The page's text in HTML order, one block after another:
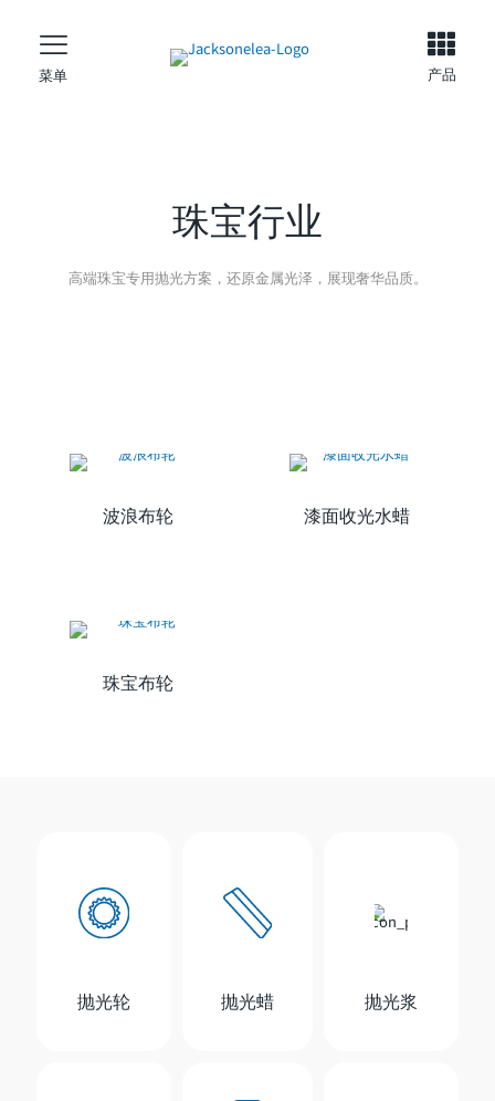
菜单 产品
珠宝行业
高端珠宝专用抛光方案，还原金属光泽，展现奢华品质。
波浪布轮 漆面收光水蜡
珠宝布轮
抛光轮 抛光蜡 抛光浆